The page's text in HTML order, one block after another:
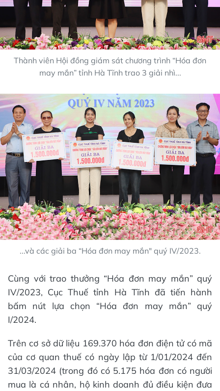
Thành viên Hội đồng giám sát chương trình “Hóa đơn
may mắn” tỉnh Hà Tĩnh trao 3 giải nhì...
...và các giải ba “Hóa đơn may mắn" quý IV/2023.
Cùng với trao thưởng “Hóa đơn may mắn” quý
IV/2023, Cục Thuế tỉnh Hà Tĩnh đã tiến hành
bấm nút lựa chọn “Hóa đơn may mắn” quý
I/2024.
Trên cơ sở dữ liệu 169.370 hóa đơn điện tử có mã
của cơ quan thuế có ngày lập từ 1/01/2024 đến
31/03/2024 (trong đó có 5.175 hóa đơn có người
mua là cá nhân, hộ kinh doanh đủ điều kiện đưa